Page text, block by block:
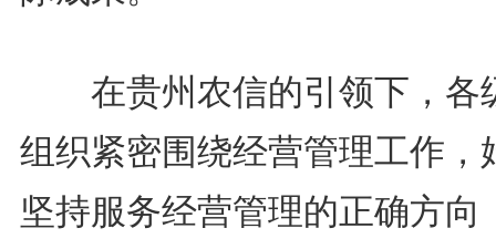
在贵州农信的引领下，各
组织紧密围绕经营管理工作，
坚持服务经营管理的正确方向